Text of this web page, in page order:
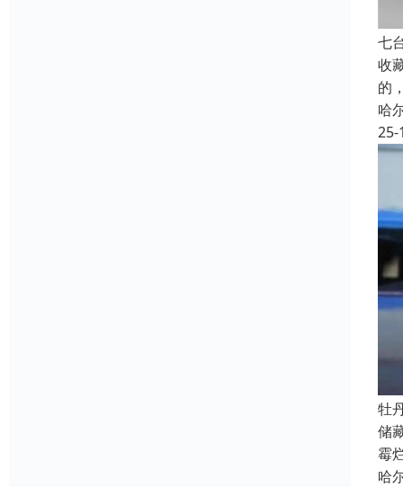
七
收
的
哈
25-
牡
储
霉
哈